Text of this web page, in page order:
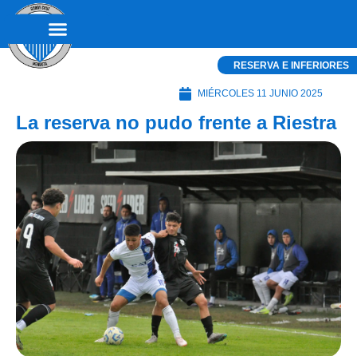
RESERVA E INFERIORES
MIÉRCOLES 11 JUNIO 2025
La reserva no pudo frente a Riestra